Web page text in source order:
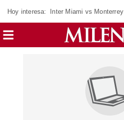
Hoy interesa: Inter Miami vs Monterrey